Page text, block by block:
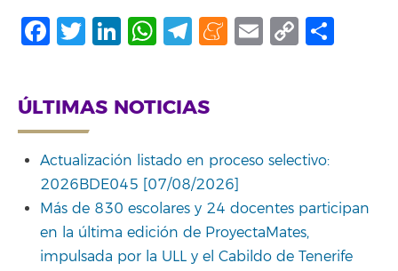
Facebook
Twitter
LinkedIn
WhatsApp
Telegram
Meneame
Email
Copy
ÚLTIMAS NOTICIAS
Actualización listado en proceso selectivo:
2026BDE045 [07/08/2026]
Más de 830 escolares y 24 docentes participan
en la última edición de ProyectaMates,
impulsada por la ULL y el Cabildo de Tenerife